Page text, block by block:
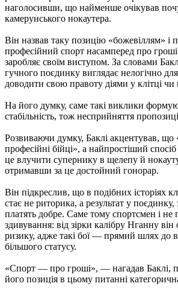
наголосивши, що найменше очікував
камерунського нокаутера.
Він назвав таку позицію «божевіллям» і
професійний спорт насамперед про
заробляє своїм виступом. За словами
гучного поєдинку виглядає нелогічно
доводити свою правоту діями у клітці чи
На його думку, саме такі виклики
стабільність, тож несприйняття
Розвиваючи думку, Баклі акцентував,
професійні бійці», а найпростіший
це влучити супернику в щелепу й
отримавши за це достойний гонорар.
Він підкреслив, що в подібних історіях
стає не риторика, а результат у
платять добре. Саме тому спортсмен і не
здивування: від зірки калібру Нганну
ризику, адже такі бої — прямий шлях до
більшого статусу.
«Спорт — про гроші», — нагадав Баклі,
його позиція в цьому питанні